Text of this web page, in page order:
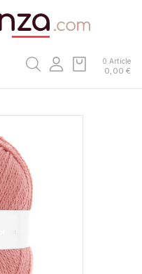
0 Article
0,00 €